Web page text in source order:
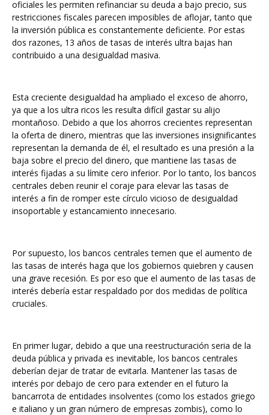
oficiales les permiten refinanciar su deuda a bajo precio, sus
restricciones fiscales parecen imposibles de aflojar, tanto que
la inversión pública es constantemente deficiente. Por estas
dos razones, 13 años de tasas de interés ultra bajas han
contribuido a una desigualdad masiva.
Esta creciente desigualdad ha ampliado el exceso de ahorro,
ya que a los ultra ricos les resulta difícil gastar su alijo
montañoso. Debido a que los ahorros crecientes representan
la oferta de dinero, mientras que las inversiones insignificantes
representan la demanda de él, el resultado es una presión a la
baja sobre el precio del dinero, que mantiene las tasas de
interés fijadas a su límite cero inferior. Por lo tanto, los bancos
centrales deben reunir el coraje para elevar las tasas de
interés a fin de romper este círculo vicioso de desigualdad
insoportable y estancamiento innecesario.
Por supuesto, los bancos centrales temen que el aumento de
las tasas de interés haga que los gobiernos quiebren y causen
una grave recesión. Es por eso que el aumento de las tasas de
interés debería estar respaldado por dos medidas de política
cruciales.
En primer lugar, debido a que una reestructuración seria de la
deuda pública y privada es inevitable, los bancos centrales
deberían dejar de tratar de evitarla. Mantener las tasas de
interés por debajo de cero para extender en el futuro la
bancarrota de entidades insolventes (como los estados griego
e italiano y un gran número de empresas zombis), como lo